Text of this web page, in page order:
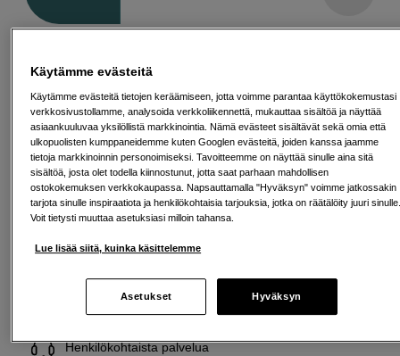
Esimerkki: 36 kk, 12 EUR/kk, yhteensä 437 EUR, todellinen vuosikorko
Avausmaksu 5 EUR, laskutusmaksu 0 EUR/kk lisäksi
saada maksuhäiriömerkinnän. Se voi vaikeuttaa asunnon vuokraamista,
liittymien tekemistä ja uusien lainojen saamista. Apua saat kuntasi talous- ja
velkaneuvonnasta. Yhteystiedot löydät sivulta kkv.fi (avautuu uuteen
välilehteen)
Ilmainen toimitus yli 200 EUR ostoksille
Osta nyt ja maksa myöhemmin
Henkilökohtaista palvelua
Käytämme evästeitä
Käytämme evästeitä tietojen keräämiseen, jotta voimme parantaa käyttökokemustasi
verkkosivustollamme, analysoida verkkoliikennettä, mukauttaa sisältöä ja näyttää
asiaankuuluvaa yksilöllistä markkinointia. Nämä evästeet sisältävät sekä omia että
ulkopuolisten kumppaneidemme kuten Googlen evästeitä, joiden kanssa jaamme
tietoja markkinoinnin personoimiseksi. Tavoitteemme on näyttää sinulle aina sitä
sisältöä, josta olet todella kiinnostunut, jotta saat parhaan mahdollisen
ostokokemuksen verkkokaupassa. Napsauttamalla "Hyväksyn" voimme jatkossakin
tarjota sinulle inspiraatiota ja henkilökohtaisia tarjouksia, jotka on räätälöity juuri
Voit tietysti muuttaa asetuksiasi milloin tahansa.
Lue lisää siitä, kuinka käsittelemme
Asetukset Hyväksyn